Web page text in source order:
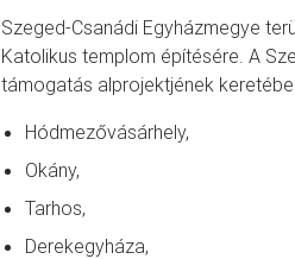
Szeged-Csanádi Egyházmegye
Katolikus templom építésére. A
támogatás alprojektjének
Hódmezővásárhely,
Okány,
Tarhos,
Derekegyháza,